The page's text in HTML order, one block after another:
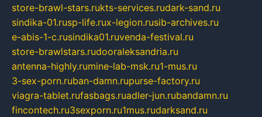
store-brawl-stars.rukts-services.rudark-sand.ru
sindika-01.rusp-life.rux-legion.rusib-archives.ru
e-abis-1-c.rusindika01.ruvenda-festival.ru
store-brawlstars.rudooraleksandria.ru
antenna-highly.rumine-lab-msk.ru1-mus.ru
3-sex-porn.ruban-damn.rupurse-factory.ru
viagra-tablet.rufasbags.ruadler-jun.rubandamn.ru
fincontech.ru3sexporn.ru1mus.rudarksand.ru